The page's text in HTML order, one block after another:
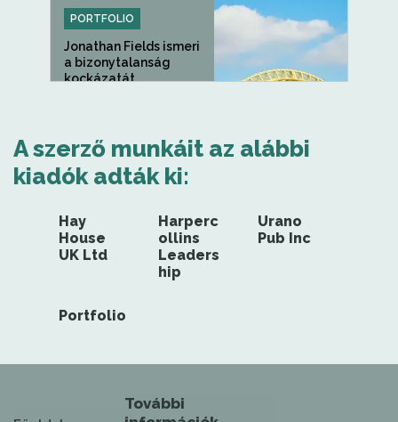
PORTFOLIO
Jonathan Fields ismeri
a bizonytalanság
kockázatát...
A szerző munkáit az alábbi
kiadók adták ki:
Hay
House
UK Ltd
Harperc
ollins
Leaders
hip
Urano
Pub Inc
Portfolio
További